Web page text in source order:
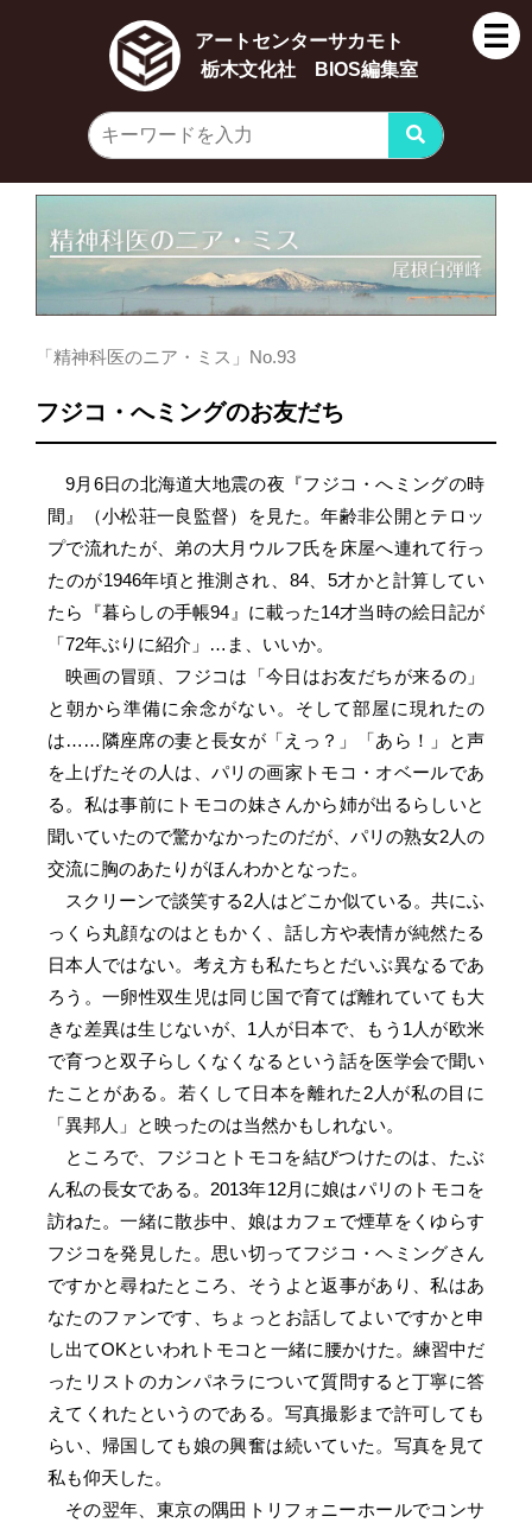
アートセンターサカモト
栃木文化社 BIOS編集室
「精神科医のニア・ミス」No.93
フジコ・へミングのお友だち
9月6日の北海道大地震の夜『フジコ・へミングの時
間』（小松荘一良監督）を見た。年齢非公開とテロッ
プで流れたが、弟の大月ウルフ氏を床屋へ連れて行っ
たのが1946年頃と推測され、84、5才かと計算してい
たら『暮らしの手帳94』に載った14才当時の絵日記が
「72年ぶりに紹介」…ま、いいか。
映画の冒頭、フジコは「今日はお友だちが来るの」
と朝から準備に余念がない。そして部屋に現れたの
は……隣座席の妻と長女が「えっ？」「あら！」と声
を上げたその人は、パリの画家トモコ・オベールであ
る。私は事前にトモコの妹さんから姉が出るらしいと
聞いていたので驚かなかったのだが、パリの熟女2人の
交流に胸のあたりがほんわかとなった。
スクリーンで談笑する2人はどこか似ている。共にふ
っくら丸顔なのはともかく、話し方や表情が純然たる
日本人ではない。考え方も私たちとだいぶ異なるであ
ろう。一卵性双生児は同じ国で育てば離れていても大
きな差異は生じないが、1人が日本で、もう1人が欧米
で育つと双子らしくなくなるという話を医学会で聞い
たことがある。若くして日本を離れた2人が私の目に
「異邦人」と映ったのは当然かもしれない。
ところで、フジコとトモコを結びつけたのは、たぶ
ん私の長女である。2013年12月に娘はパリのトモコを
訪ねた。一緒に散歩中、娘はカフェで煙草をくゆらす
フジコを発見した。思い切ってフジコ・ヘミングさん
ですかと尋ねたところ、そうよと返事があり、私はあ
なたのファンです、ちょっとお話してよいですかと申
し出てOKといわれトモコと一緒に腰かけた。練習中だ
ったリストのカンパネラについて質問すると丁寧に答
えてくれたというのである。写真撮影まで許可しても
らい、帰国しても娘の興奮は続いていた。写真を見て
私も仰天した。
その翌年、東京の隅田トリフォニーホールでコンサ